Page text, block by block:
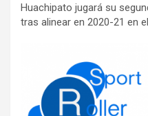
Huachipato jugará su
tras alinear en 2020-21 en